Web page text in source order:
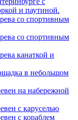
и паутиной.
со спортивным
со спортивным
канаткой и
в небольшом
на набережной
с каруселью
с кораблем